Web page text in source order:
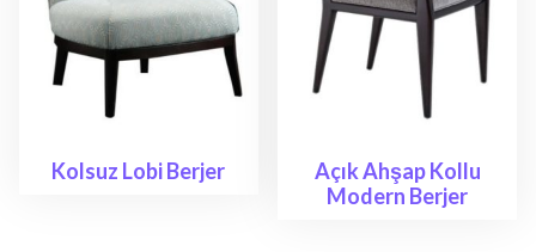
Kolsuz Lobi Berjer
Açık Ahşap Kollu
Modern Berjer